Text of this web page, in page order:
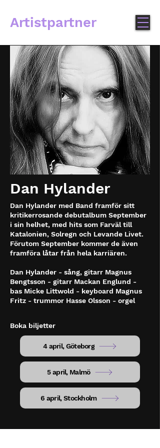
Artistpartner
Dan Hylander
Dan Hylander med Band framför sitt
kritikerrosande debutalbum September
i sin helhet, med hits som Farväl till
Katalonien, Solregn och Levande Livet.
Förutom September kommer de även
framföra låtar från hela karriären.
Dan Hylander - sång, gitarr Magnus
Bengtsson - gitarr Mackan Englund -
bas Micke Littwold - keyboard Magnus
Fritz - trummor Hasse Olsson - orgel
Boka biljetter
4 april, Göteborg
5 april, Malmö
6 april, Stockholm